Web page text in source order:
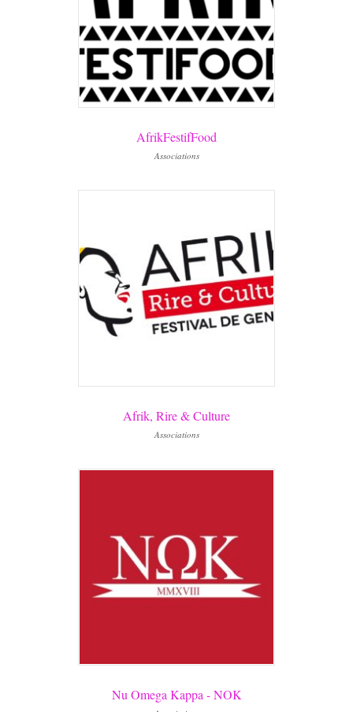
AfrikFestifFood
Associations
Afrik, Rire & Culture
Associations
Nu Omega Kappa - NOK